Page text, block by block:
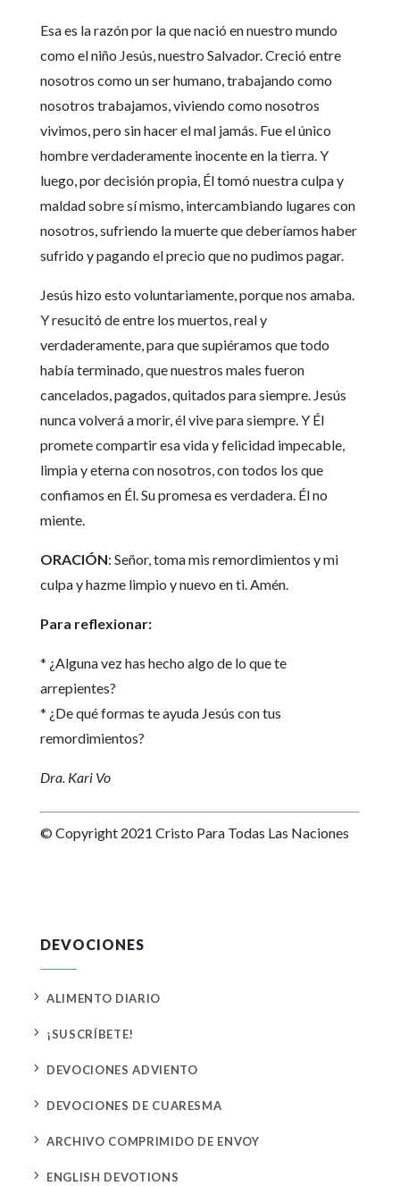
Esa es la razón por la que nació en nuestro mundo
como el niño Jesús, nuestro Salvador. Creció entre
nosotros como un ser humano, trabajando como
nosotros trabajamos, viviendo como nosotros
vivimos, pero sin hacer el mal jamás. Fue el único
hombre verdaderamente inocente en la tierra. Y
luego, por decisión propia, Él tomó nuestra culpa y
maldad sobre sí mismo, intercambiando lugares con
nosotros, sufriendo la muerte que deberíamos haber
sufrido y pagando el precio que no pudimos pagar.
Jesús hizo esto voluntariamente, porque nos amaba.
Y resucitó de entre los muertos, real y
verdaderamente, para que supiéramos que todo
había terminado, que nuestros males fueron
cancelados, pagados, quitados para siempre. Jesús
nunca volverá a morir, él vive para siempre. Y Él
promete compartir esa vida y felicidad impecable,
limpia y eterna con nosotros, con todos los que
confiamos en Él. Su promesa es verdadera. Él no
miente.
ORACIÓN: Señor, toma mis remordimientos y mi
culpa y hazme limpio y nuevo en ti. Amén.
Para reflexionar:
* ¿Alguna vez has hecho algo de lo que te
arrepientes?
* ¿De qué formas te ayuda Jesús con tus
remordimientos?
Dra. Kari Vo
© Copyright 2021 Cristo Para Todas Las Naciones
DEVOCIONES
5 ALIMENTO DIARIO
5 ¡SUSCRÍBETE!
5 DEVOCIONES ADVIENTO
5 DEVOCIONES DE CUARESMA
5 ARCHIVO COMPRIMIDO DE ENVOY
5 ENGLISH DEVOTIONS